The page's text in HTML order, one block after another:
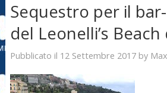
Sequestro per il
del Leonelli’s
Pubblicato il 12 Settembre 2017by Max